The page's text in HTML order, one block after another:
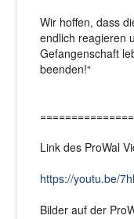
Wir hoffen, dass
endlich reagieren
Gefangenschaft
beenden!“
Link des ProWal
https://youtu.be/
Bilder auf der